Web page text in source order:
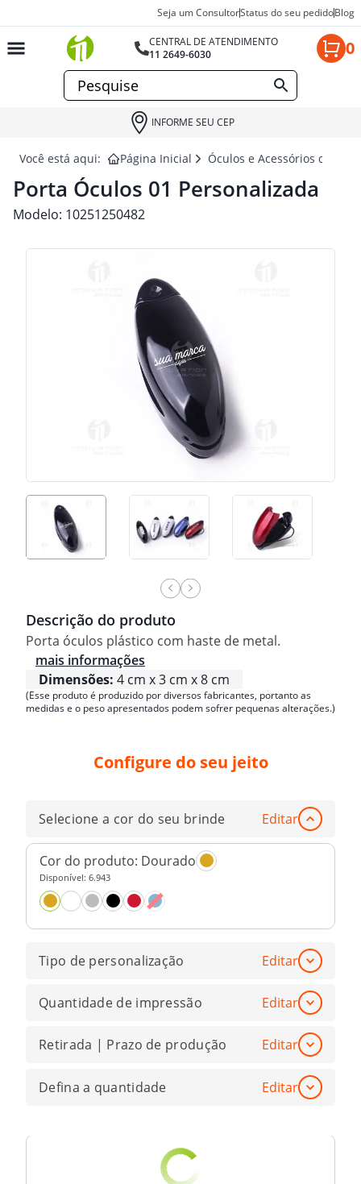
Seja um ConsultorStatus do seu pedidoBlog
CENTRAL DE ATENDIMENTO
11 2649-6030
0
INFORME SEU CEP
Você está aqui: Página Inicial Óculos e Acessórios de
Porta Óculos 01 Personalizada
Modelo: 10251250482
Descrição do produto
Porta óculos plástico com haste de metal.
mais informações
Dimensões: 4 cm x 3 cm x 8 cm
(Esse produto é produzido por diversos fabricantes, portanto as
medidas e o peso apresentados podem sofrer pequenas alterações.)
Configure do seu jeito
Selecione a cor do seu brinde Editar
Cor do produto: Dourado
Disponível: 6.943
Tipo de personalização Editar
Quantidade de impressão Editar
Retirada | Prazo de produção Editar
Defina a quantidade Editar